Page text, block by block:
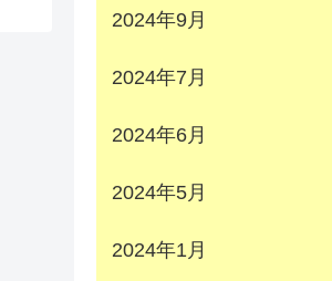
2024年9月
2024年7月
2024年6月
2024年5月
2024年1月